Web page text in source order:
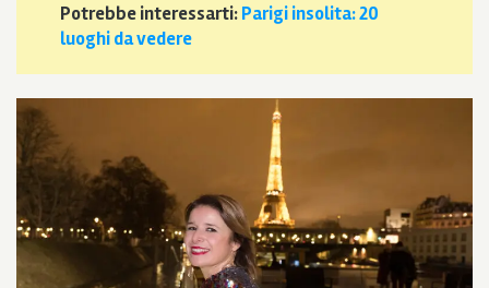
Potrebbe interessarti:Parigi insolita: 20
luoghi da vedere